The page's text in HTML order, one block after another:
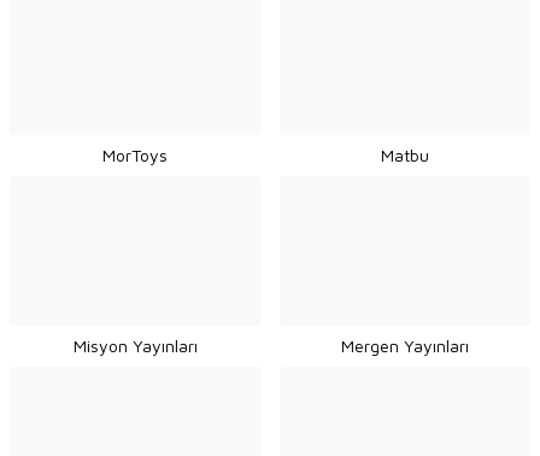
MorToys Matbu
Misyon Yayınları Mergen Yayınları